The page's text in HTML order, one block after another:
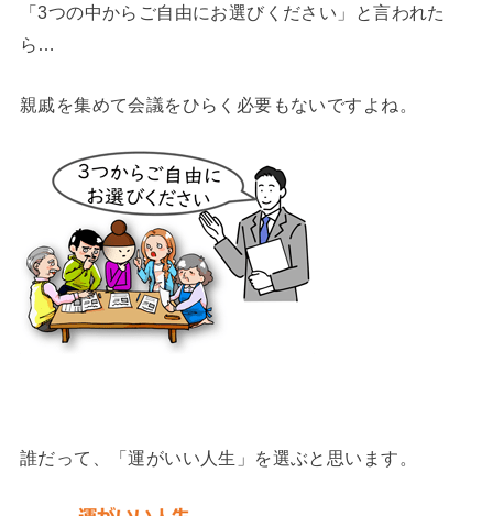
「3つの中からご自由にお選びください」と言われた
ら…
親戚を集めて会議をひらく必要もないですよね。
誰だって、「運がいい人生」を選ぶと思います。